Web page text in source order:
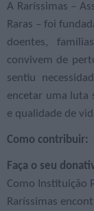
A Raríssimas –
Raras – foi
doentes,
convivem de
sentiu
encetar uma luta
e qualidade de
Como contribuir:
Faça o seu
Como Instituição
Raríssimas